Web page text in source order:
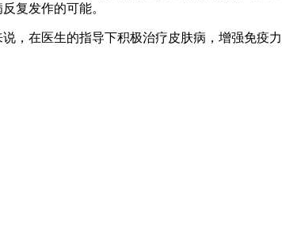
复发作的可能。
，在医生的指导下积极治疗皮肤病，增强免疫